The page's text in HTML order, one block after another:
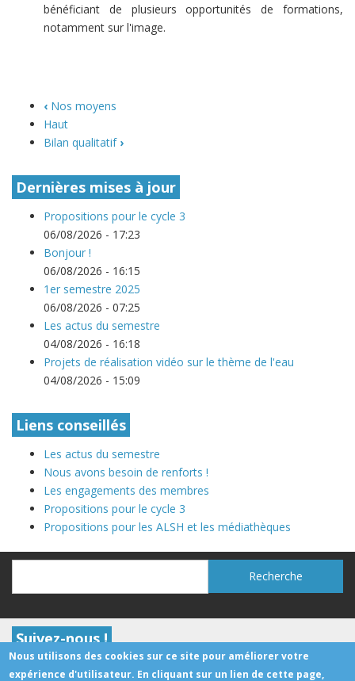
bénéficiant de plusieurs opportunités de formations,
notamment sur l'image.
‹ Nos moyens
Haut
Bilan qualitatif ›
Dernières mises à jour
Propositions pour le cycle 3
06/08/2026 - 17:23
Bonjour !
06/08/2026 - 16:15
1er semestre 2025
06/08/2026 - 07:25
Les actus du semestre
04/08/2026 - 16:18
Projets de réalisation vidéo sur le thème de l'eau
04/08/2026 - 15:09
Liens conseillés
Les actus du semestre
Nous avons besoin de renforts !
Les engagements des membres
Propositions pour le cycle 3
Propositions pour les ALSH et les médiathèques
Suivez-nous !
Nous utilisons des cookies sur ce site pour améliorer votre
expérience d'utilisateur. En cliquant sur un lien de cette page,